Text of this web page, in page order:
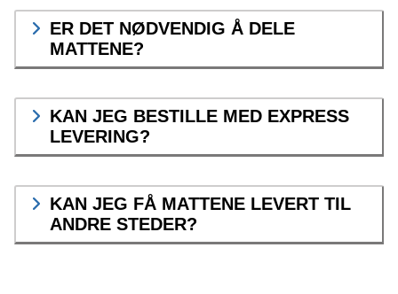
ER DET NØDVENDIG Å DELE
MATTENE?
KAN JEG BESTILLE MED EXPRESS
LEVERING?
KAN JEG FÅ MATTENE LEVERT TIL
ANDRE STEDER?